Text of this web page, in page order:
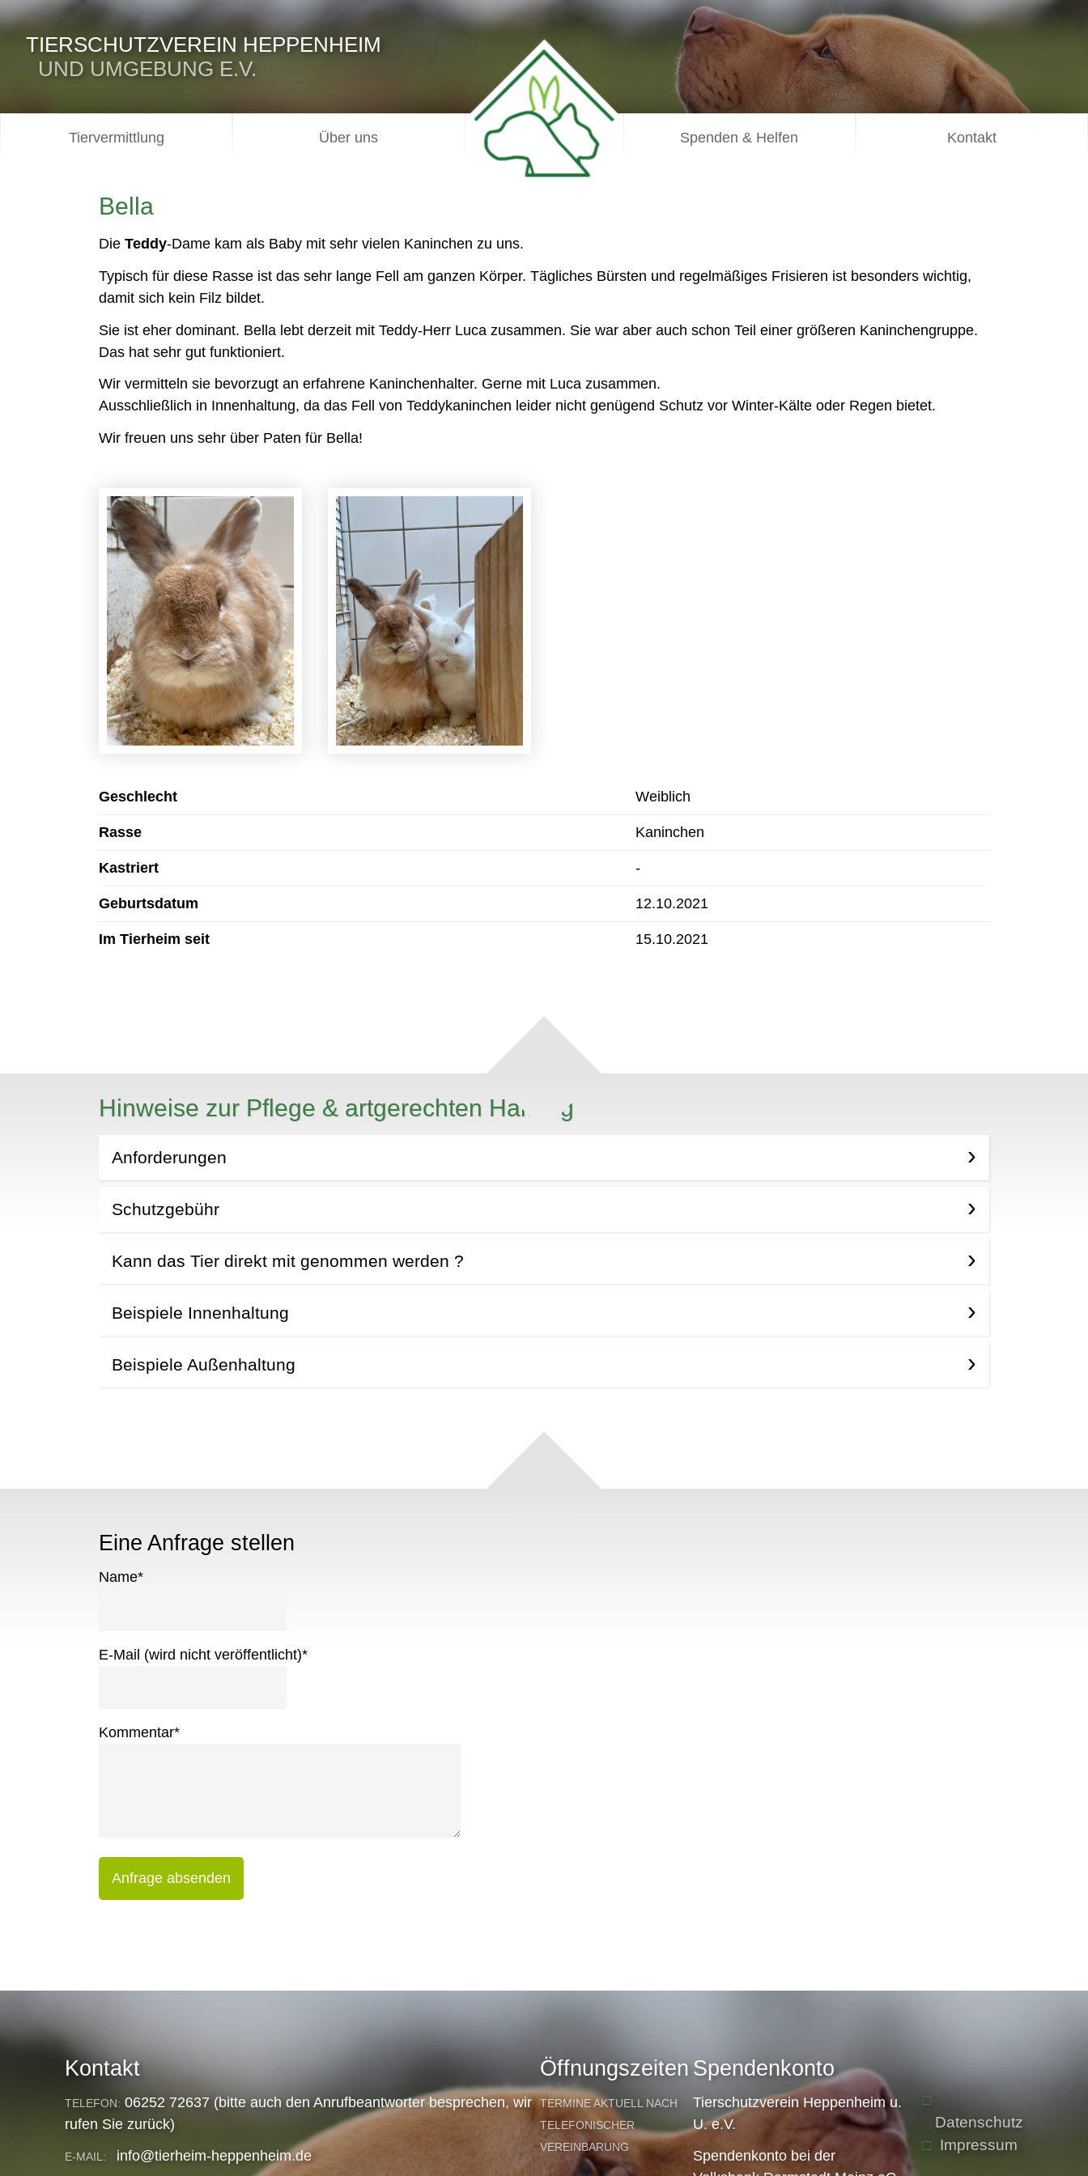
TIERSCHUTZVEREIN HEPPENHEIM
UND UMGEBUNG E.V.
Tiervermittlung Über uns Spenden & Helfen Kontakt
Bella
Die Teddy-Dame kam als Baby mit sehr vielen Kaninchen zu uns.
Typisch für diese Rasse ist das sehr lange Fell am ganzen Körper. Tägliches Bürsten und regelmäßiges Frisieren ist besonders wichtig,
damit sich kein Filz bildet.
Sie ist eher dominant. Bella lebt derzeit mit Teddy-Herr Luca zusammen. Sie war aber auch schon Teil einer größeren Kaninchengruppe.
Das hat sehr gut funktioniert.
Wir vermitteln sie bevorzugt an erfahrene Kaninchenhalter. Gerne mit Luca zusammen.
Ausschließlich in Innenhaltung, da das Fell von Teddykaninchen leider nicht genügend Schutz vor Winter-Kälte oder Regen bietet.
Wir freuen uns sehr über Paten für Bella!
Geschlecht Weiblich
Rasse Kaninchen
Kastriert -
Geburtsdatum 12.10.2021
Im Tierheim seit 15.10.2021
Hinweise zur Pflege & artgerechten Haltung
Anforderungen
Schutzgebühr
Kann das Tier direkt mit genommen werden ?
Beispiele Innenhaltung
Beispiele Außenhaltung
Eine Anfrage stellen
Name*
E-Mail (wird nicht veröffentlicht)*
Kommentar*
Anfrage absenden
Kontakt
TELEFON: 06252 72637 (bitte auch den Anrufbeantworter besprechen, wir
rufen Sie zurück)
E-MAIL: info@tierheim-heppenheim.de
Öffnungszeiten
TERMINE AKTUELL NACH
TELEFONISCHER
VEREINBARUNG
Spendenkonto
Tierschutzverein Heppenheim u.
U. e.V.
Spendenkonto bei der
Datenschutz
Impressum